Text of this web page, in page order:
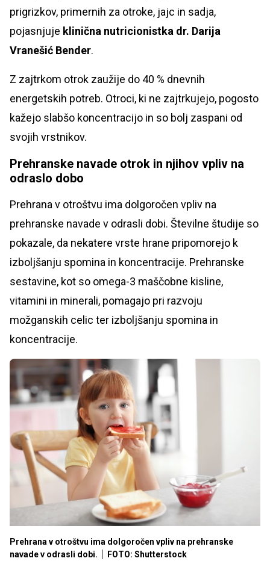
prigrizkov, primernih za otroke, jajc in sadja,
pojasnjuje klinična nutricionistka dr. Darija
Vranešić Bender.
Z zajtrkom otrok zaužije do 40 % dnevnih
energetskih potreb. Otroci, ki ne zajtrkujejo, pogosto
kažejo slabšo koncentracijo in so bolj zaspani od
svojih vrstnikov.
Prehranske navade otrok in njihov vpliv na
odraslo dobo
Prehrana v otroštvu ima dolgoročen vpliv na
prehranske navade v odrasli dobi. Številne študije so
pokazale, da nekatere vrste hrane pripomorejo k
izboljšanju spomina in koncentracije. Prehranske
sestavine, kot so omega-3 maščobne kisline,
vitamini in minerali, pomagajo pri razvoju
možganskih celic ter izboljšanju spomina in
koncentracije.
Prehrana v otroštvu ima dolgoročen vpliv na prehranske
navade v odrasli dobi.
FOTO: Shutterstock